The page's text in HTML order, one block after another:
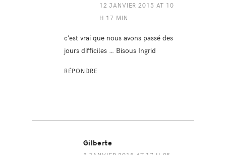
12 JANVIER 2015 AT 10
H 17 MIN
c’est vrai que nous avons passé des
jours difficiles … Bisous Ingrid
RÉPONDRE
Gilberte